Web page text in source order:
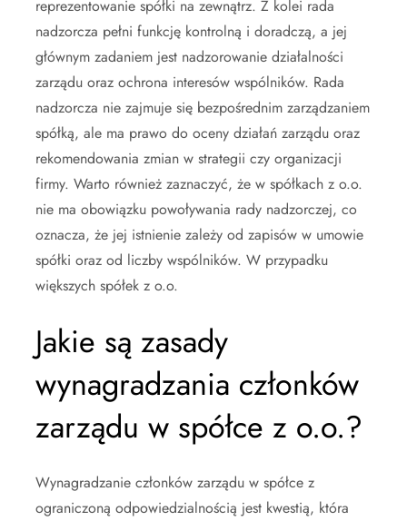
reprezentowanie spółki na zewnątrz. Z kolei rada
nadzorcza pełni funkcję kontrolną i doradczą, a jej
głównym zadaniem jest nadzorowanie działalności
zarządu oraz ochrona interesów wspólników. Rada
nadzorcza nie zajmuje się bezpośrednim zarządzaniem
spółką, ale ma prawo do oceny działań zarządu oraz
rekomendowania zmian w strategii czy organizacji
firmy. Warto również zaznaczyć, że w spółkach z o.o.
nie ma obowiązku powoływania rady nadzorczej, co
oznacza, że jej istnienie zależy od zapisów w umowie
spółki oraz od liczby wspólników. W przypadku
większych spółek z o.o.
Jakie są zasady
wynagradzania członków
zarządu w spółce z o.o.?
Wynagradzanie członków zarządu w spółce z
ograniczoną odpowiedzialnością jest kwestią, która